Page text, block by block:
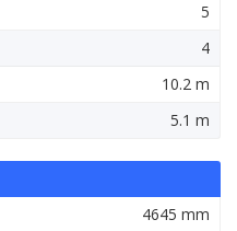
5
4
10.2 m
5.1 m
4645 mm